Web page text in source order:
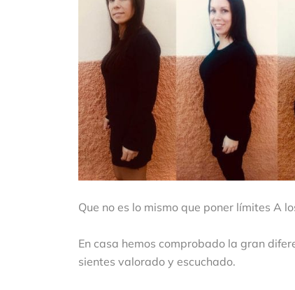
Que no es lo mismo que poner límites A
En casa hemos comprobado la gran
sientes valorado y escuchado.